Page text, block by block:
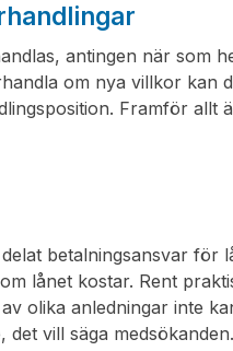
antingen när som
om nya villkor kan
Framför allt
betalningsansvar för
lånet kostar. Rent
olika anledningar inte
vill säga